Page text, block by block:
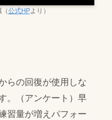
公式HPより）
らの回復が使用しな
。（アンケート）早
習量が増えパフォー